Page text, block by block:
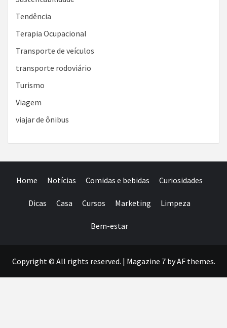
Tendência
Terapia Ocupacional
Transporte de veículos
transporte rodoviário
Turismo
Viagem
viajar de ônibus
Home Notícias Comidas e bebidas Curiosidades
Dicas Casa Cursos Marketing Limpeza
Bem-estar
Copyright © All rights reserved. | Magazine 7by AF themes.